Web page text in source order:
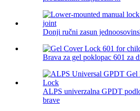
Donji ručni zasun
Brava za gel poklopac 601 za
ALPS univerzalna GPDT
brave